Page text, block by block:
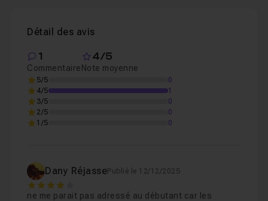
Détail des avis
1
Commentaire
4/5
Note moyenne
5/5
0
4/5
1
3/5
0
2/5
0
1/5
0
Dany RéjassePublié le 12/12/2025
4
ne me parait pas adressé au débutant car les